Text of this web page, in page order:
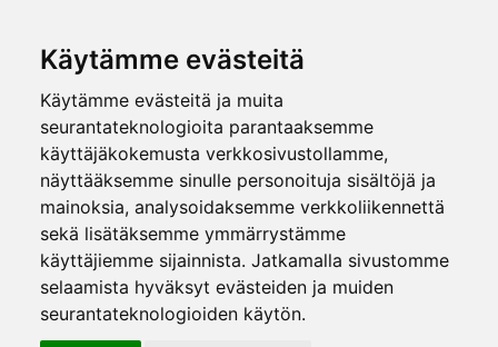
Käytämme evästeitä
Käytämme evästeitä ja muita
seurantateknologioita parantaaksemme
käyttäjäkokemusta verkkosivustollamme,
näyttääksemme sinulle personoituja sisältöjä ja
mainoksia, analysoidaksemme verkkoliikennettä
sekä lisätäksemme ymmärrystämme
käyttäjiemme sijainnista. Jatkamalla sivustomme
selaamista hyväksyt evästeiden ja muiden
seurantateknologioiden käytön.